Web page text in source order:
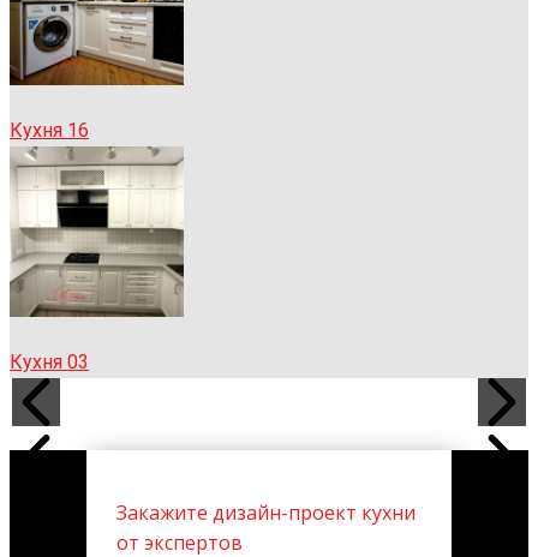
Кухня 16
Кухня 03
Закажите дизайн-проект кухни
от экспертов